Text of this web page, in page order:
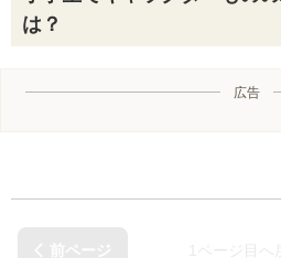
は？
広告